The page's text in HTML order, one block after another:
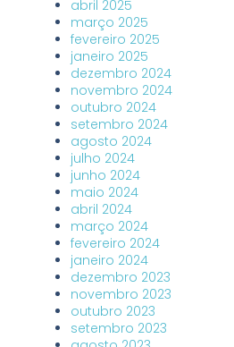
abril 2025
março 2025
fevereiro 2025
janeiro 2025
dezembro 2024
novembro 2024
outubro 2024
setembro 2024
agosto 2024
julho 2024
junho 2024
maio 2024
abril 2024
março 2024
fevereiro 2024
janeiro 2024
dezembro 2023
novembro 2023
outubro 2023
setembro 2023